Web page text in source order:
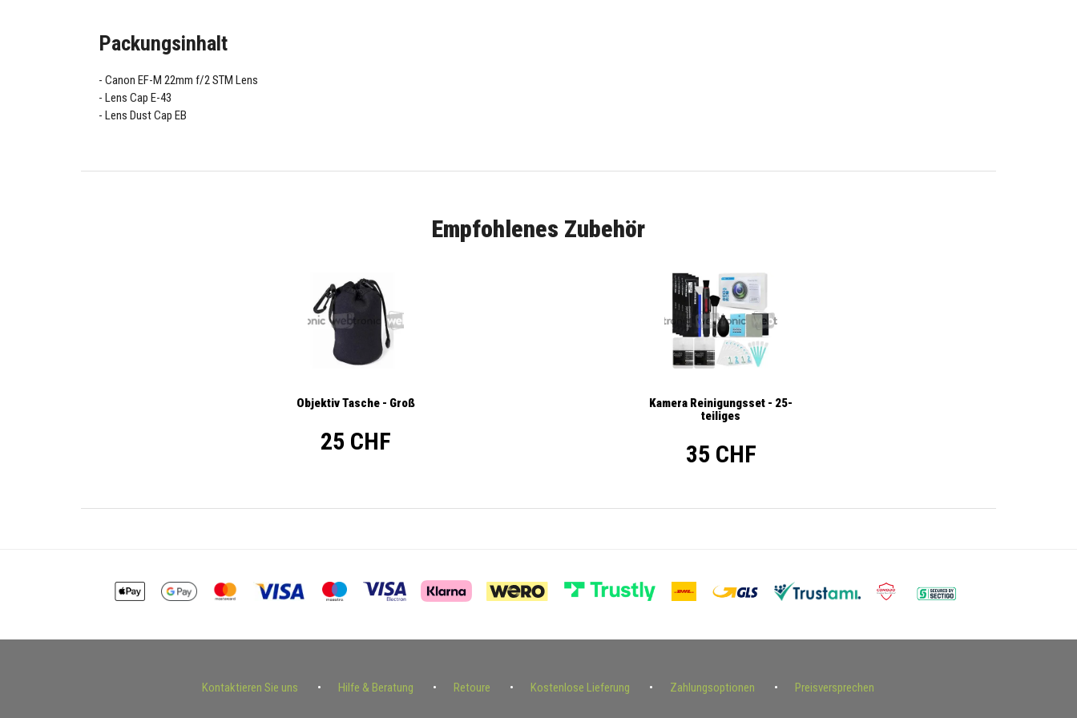
Packungsinhalt
Canon EF-M 22mm f/2 STM Lens
Lens Cap E-43
Lens Dust Cap EB
Empfohlenes Zubehör
Objektiv Tasche - Groß
25 CHF
Kamera Reinigungsset - 25-
teiliges
35 CHF
Kontaktieren Sie uns Hilfe & Beratung Retoure Kostenlose Lieferung Zahlungsoptionen Preisversprechen